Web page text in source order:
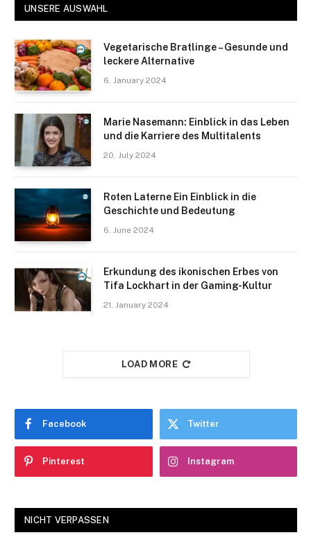
UNSERE AUSWAHL
Vegetarische Bratlinge – Gesunde und
leckere Alternative
6. January 2024
Marie Nasemann: Einblick in das Leben
und die Karriere des Multitalents
20. July 2024
Roten Laterne Ein Einblick in die
Geschichte und Bedeutung
6. June 2024
Erkundung des ikonischen Erbes von
Tifa Lockhart in der Gaming-Kultur
21. January 2024
LOAD MORE
Facebook Twitter
Pinterest Instagram
NICHT VERPASSEN